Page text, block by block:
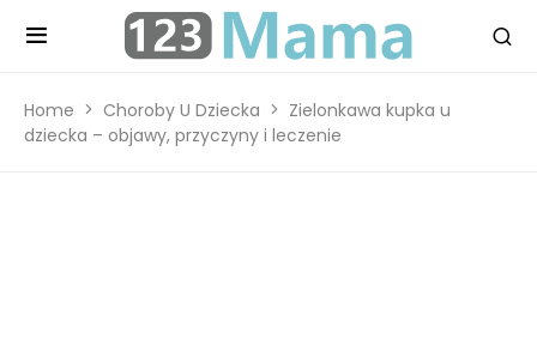
Home Choroby U Dziecka
Zielonkawa kupka u
dziecka – objawy, przyczyny i leczenie